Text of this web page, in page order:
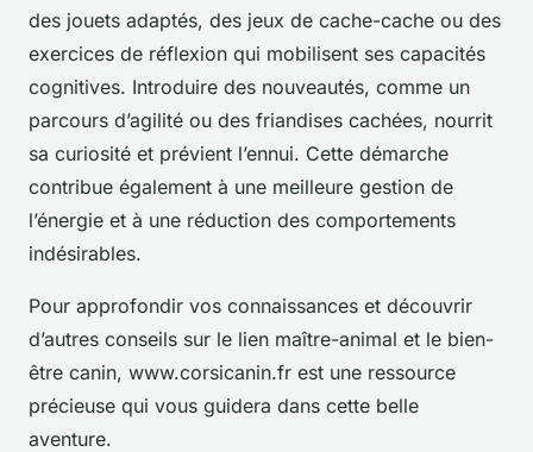
des jouets adaptés, des jeux de cache-cache ou des
exercices de réflexion qui mobilisent ses capacités
cognitives. Introduire des nouveautés, comme un
parcours d’agilité ou des friandises cachées, nourrit
sa curiosité et prévient l’ennui. Cette démarche
contribue également à une meilleure gestion de
l’énergie et à une réduction des comportements
indésirables.
Pour approfondir vos connaissances et découvrir
d’autres conseils sur le lien maître-animal et le bien-
être canin, www.corsicanin.fr est une ressource
précieuse qui vous guidera dans cette belle
aventure.